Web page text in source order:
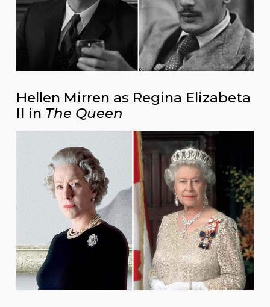
Hellen Mirren as Regina Elizabeta
II in The Queen